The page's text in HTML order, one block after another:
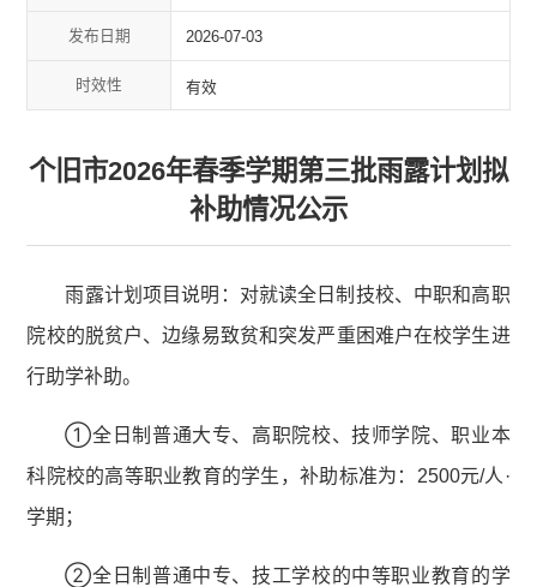
发布日期 2026-07-03
时效性 有效
个旧市2026年春季学期第三批雨露计划拟
补助情况公示
雨露计划项目说明：对就读全日制技校、中职和高职
院校的脱贫户、边缘易致贫和突发严重困难户在校学生进
行助学补助。
①全日制普通大专、高职院校、技师学院、职业本
科院校的高等职业教育的学生，补助标准为：2500元/人·
学期；
②全日制普通中专、技工学校的中等职业教育的学